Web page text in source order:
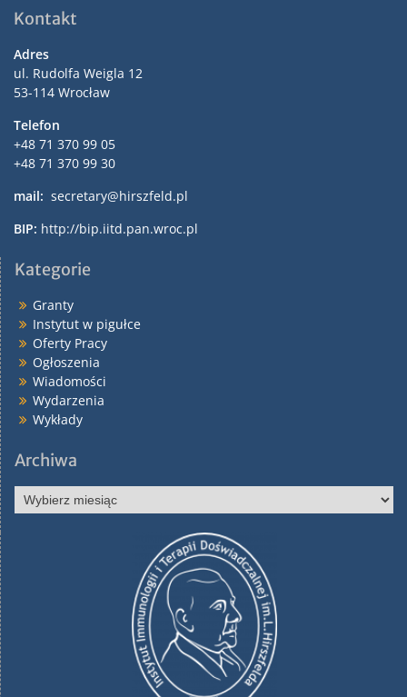
https://pubmed.ncbi.nlm.nih.gov/26804795/
Staphylococcus
microti
https://pubmed.ncbi.nlm.nih.gov/26711044/
,
Escherichia coli
Kontakt
Adres
ul. Rudolfa Weigla 12
53-114 Wrocław
Telefon
+48 71 370 99 05
+48 71 370 99 30
mail: secretary@hirszfeld.pl
BIP: http://bip.iitd.pan.wroc.pl
Kategorie
Granty
Instytut w pigułce
Oferty Pracy
Ogłoszenia
Wiadomości
Wydarzenia
Wykłady
Archiwa
Archiwa